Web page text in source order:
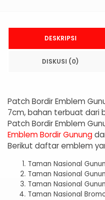
DESKRIPSI
DISKUSI (0)
Patch Bordir Emblem
7cm, bahan terbuat dari
Patch Bordir Emblem
Emblem Bordir Gunung
Berikut daftar emblem
Taman Nasional
Taman Nasional
Taman Nasional
Taman Nasional